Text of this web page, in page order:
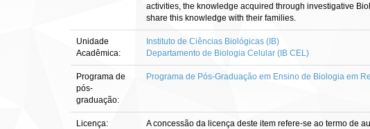
activities, the knowledge acquired through investigative
share this knowledge with their families.
Unidade
Acadêmica:
Instituto de Ciências Biológicas (IB)
Departamento de Biologia Celular (IB CEL)
Programa de
pós-
graduação:
Programa de Pós-Graduação em Ensino de Biologia em
Licença:
A concessão da licença deste item refere-se ao termo de